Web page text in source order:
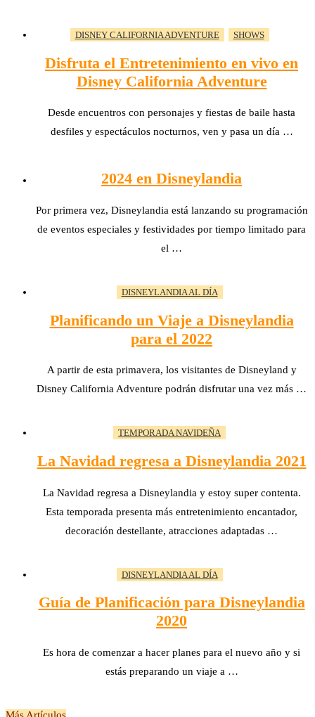
DISNEY CALIFORNIA ADVENTURE SHOWS
Disfruta el Entretenimiento en vivo en
Disney California Adventure
Desde encuentros con personajes y fiestas de baile hasta
desfiles y espectáculos nocturnos, ven y pasa un día …
2024 en Disneylandia
Por primera vez, Disneylandia está lanzando su programación
de eventos especiales y festividades por tiempo limitado para
el …
DISNEYLANDIA AL DÍA
Planificando un Viaje a Disneylandia
para el 2022
A partir de esta primavera, los visitantes de Disneyland y
Disney California Adventure podrán disfrutar una vez más …
TEMPORADA NAVIDEÑA
La Navidad regresa a Disneylandia 2021
La Navidad regresa a Disneylandia y estoy super contenta.
Esta temporada presenta más entretenimiento encantador,
decoración destellante, atracciones adaptadas …
DISNEYLANDIA AL DÍA
Guía de Planificación para Disneylandia
2020
Es hora de comenzar a hacer planes para el nuevo año y si
estás preparando un viaje a …